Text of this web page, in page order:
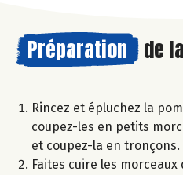
Préparation de la
Rincez et épluchez la
coupez-les en petits
et coupez-la en tronçons.
Faites cuire les